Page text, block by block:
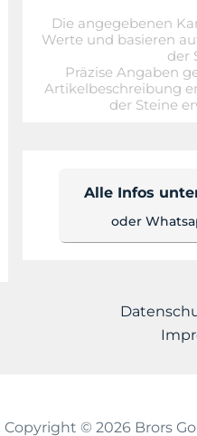
Die angegebenen
Werte und basieren
der
Präzise Angaben
Artikelbeschreibung
der Steine
Alle Infos unter
oder
Copyright © 2026 Brors